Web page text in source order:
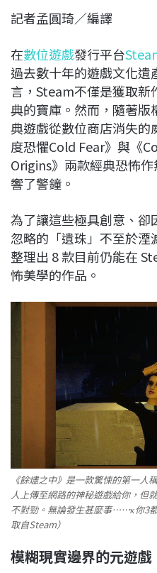
c
b
o
o
k
n
r
a
d
s
e
d
I
n
i
記者孟圓琦／編譯
在數位遊戲發行平台
過去數十年的遊戲文化
言，Steam不僅是獲取新
典的寶庫。然而，隨著版
典遊戲從數位商店消失的
度恐懼Cold Fear》與《
Origins》兩款經典恐怖
響了警鐘。
為了讓這些極具創意、卻
忽略的「遺珠」不至於
整理出 8 款目前仍能在
怖美學的作品。
《餘燼之中》是一款驚悚的第一人
人上傳至網路的神秘遊戲給你，但
不對勁。無論發生甚麼事……ҡ你3
取自Steam）
模糊現實邊界的元遊戲